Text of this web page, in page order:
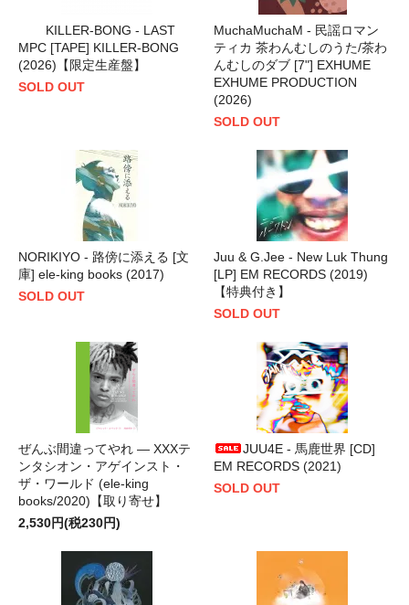
KILLER-BONG - LAST
MPC [TAPE] KILLER-BONG
(2026)【限定生産盤】
SOLD OUT
MuchaMuchaM - 民謡ロマン
ティカ 茶わんむしのうた/茶わ
んむしのダブ [7"] EXHUME
EXHUME PRODUCTION
(2026)
SOLD OUT
NORIKIYO - 路傍に添える [文
庫] ele-king books (2017)
SOLD OUT
Juu & G.Jee - New Luk Thung
[LP] EM RECORDS (2019)
【特典付き】
SOLD OUT
ぜんぶ間違ってやれ ― XXXテ
ンタシオン・アゲインスト・
ザ・ワールド (ele-king
books/2020)【取り寄せ】
2,530円(税230円)
JUU4E - 馬鹿世界 [CD]
EM RECORDS (2021)
SOLD OUT